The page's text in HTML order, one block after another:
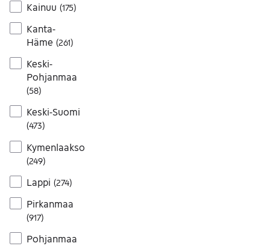
Kainuu (175)
Kanta-
Häme (261)
Keski-
Pohjanmaa
(58)
Keski-Suomi
(473)
Kymenlaakso
(249)
Lappi (274)
Pirkanmaa
(917)
Pohjanmaa